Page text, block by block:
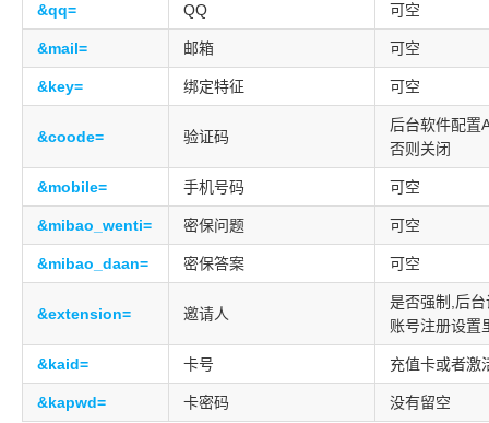
&qq= QQ 可空
&mail= 邮箱 可空
&key= 绑定特征 可空
&coode= 验证码
后台软件配置
否则关闭
&mobile= 手机号码 可空
&mibao_wenti= 密保问题 可空
&mibao_daan= 密保答案 可空
&extension= 邀请人
是否强制,后
账号注册设置
&kaid= 卡号 充值卡或者激
&kapwd= 卡密码 没有留空